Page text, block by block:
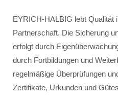
EYRICH-HALBIG lebt Qualität
Partnerschaft. Die Sicherung
erfolgt durch
durch Fortbildungen und
regelmäßige Überprüfungen
Zertifikate, Urkunden und